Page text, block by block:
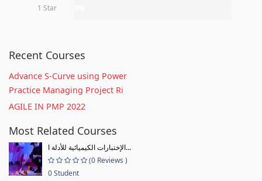
1 Star
Recent Courses
Advance S-Curve using Power
Practice Managing Project Ri
AGILE IN PMP 2022
Most Related Courses
الإختبارات الكيميائية للأدلة ا...
(0 Reviews )
0 Student